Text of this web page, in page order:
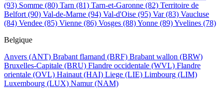
(93) Somme (80) Tarn (81) Tarn-et-Garonne (82) Territoire de
Belfort (90) Val-de-Marne (94) Val-d'Oise (95) Var(83) Vaucluse
(84) Vendee (85) Vienne (86) Vosges (88)Yonne (89)Yvelines (78)
Belgique
Anvers (ANT) Brabant flamand (BRF) Brabant wallon (BRW)
Bruxelles-Capitale (BRU) Flandre occidentale (WVL) Flandre
orientale (OVL) Hainaut (HAI) Liege (LIE) Limbourg (LIM)
Luxembourg (LUX) Namur(NAM)